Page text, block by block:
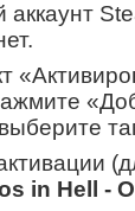
аккаунт
in Hell -